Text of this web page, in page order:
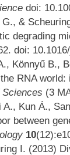
doi:
&
degrading
doi:
Könnyű B.,
RNA
Sciences (3
A., Kun Á.,
between
10
I. (2013)